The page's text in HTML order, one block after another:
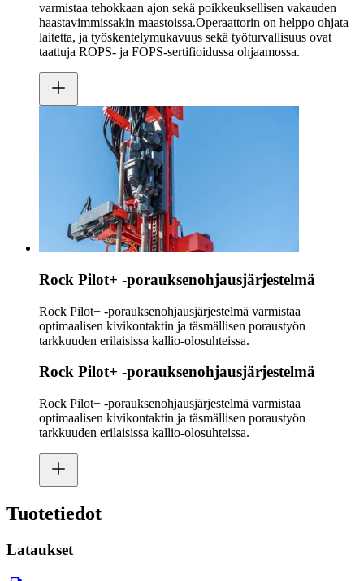
varmistaa tehokkaan ajon sekä poikkeuksellisen vakauden
haastavimmissakin maastoissa.Operaattorin on helppo ohjata
laitetta, ja työskentelymukavuus sekä työturvallisuus ovat
taattuja ROPS- ja FOPS-sertifioidussa ohjaamossa.
Rock Pilot+ ‑porauksenohjausjärjestelmä
Rock Pilot+ ‑porauksenohjausjärjestelmä varmistaa
optimaalisen kivikontaktin ja täsmällisen poraustyön
tarkkuuden erilaisissa kallio-olosuhteissa.
Rock Pilot+ ‑porauksenohjausjärjestelmä
Rock Pilot+ ‑porauksenohjausjärjestelmä varmistaa
optimaalisen kivikontaktin ja täsmällisen poraustyön
tarkkuuden erilaisissa kallio-olosuhteissa.
Tuotetiedot
Lataukset